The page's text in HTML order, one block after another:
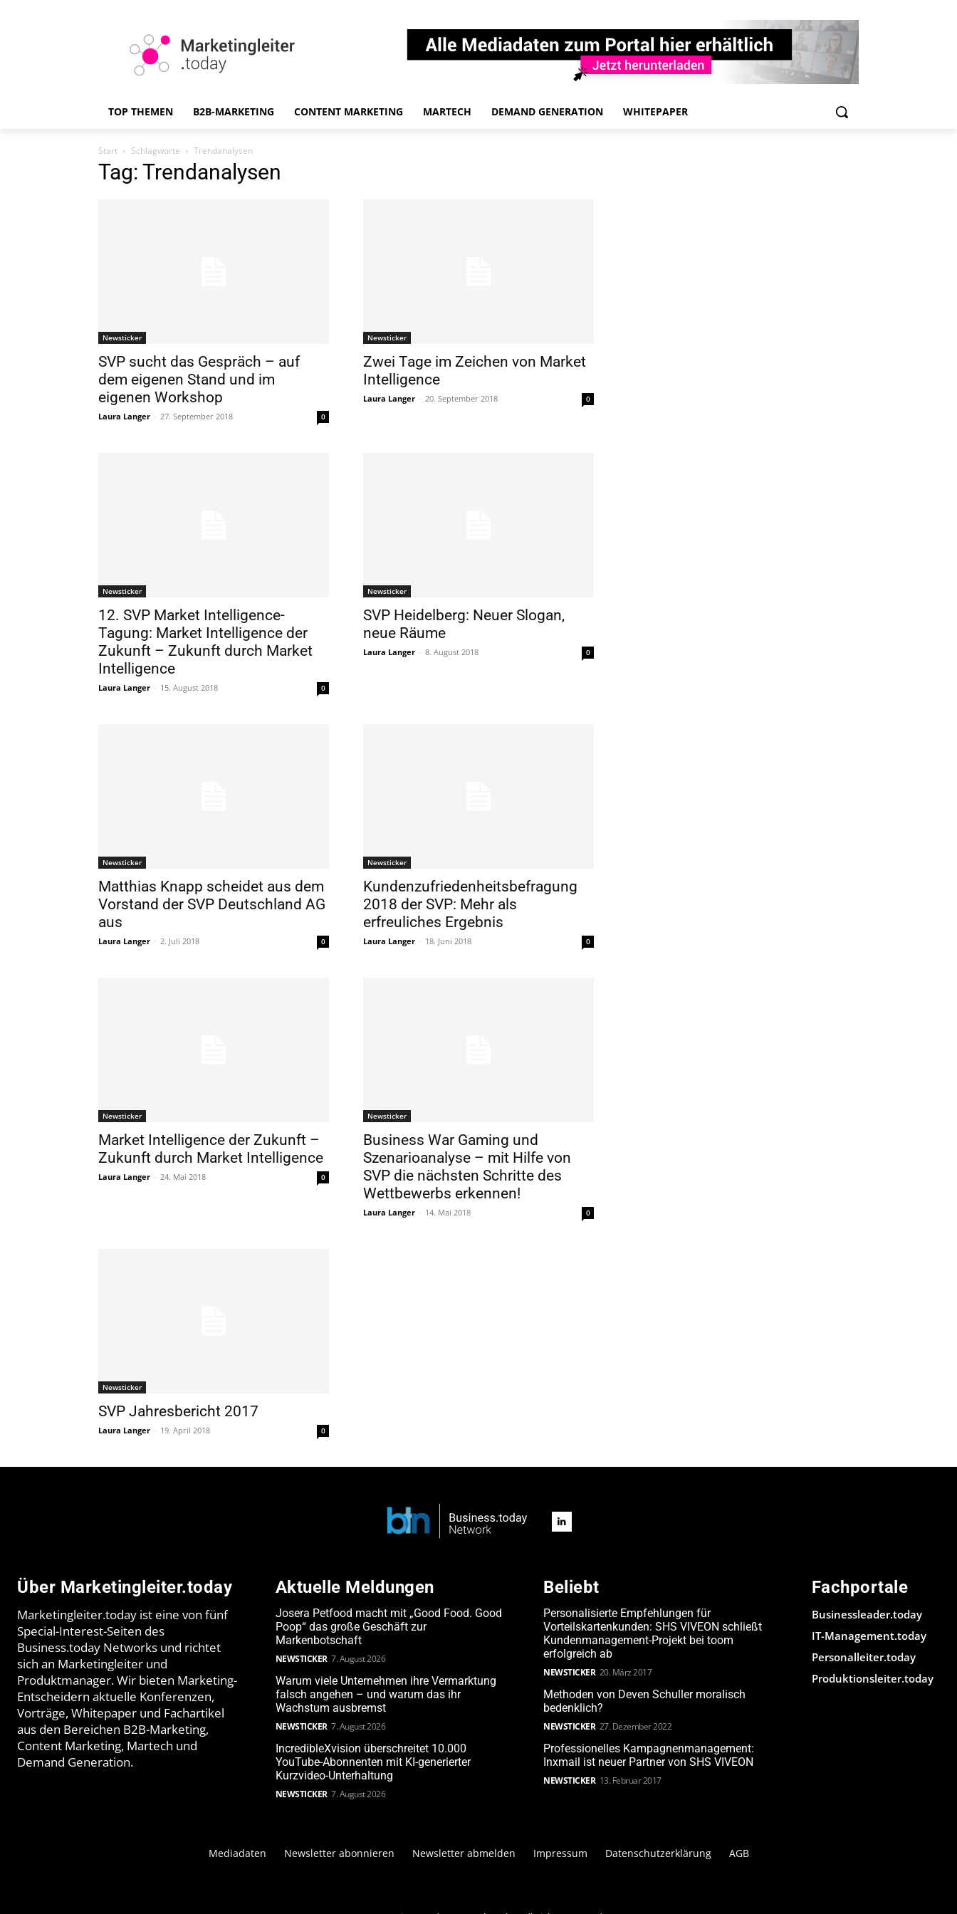
TOP THEMEN B2B-MARKETING CONTENT MARKETING MARTECH DEMAND GENERATION WHITEPAPER
Start Schlagworte Trendanalysen
Tag: Trendanalysen
Newsticker
SVP sucht das Gespräch – auf
dem eigenen Stand und im
eigenen Workshop
Laura Langer - 27. September 2018 0
Newsticker
Zwei Tage im Zeichen von Market
Intelligence
Laura Langer - 20. September 2018 0
Newsticker
12. SVP Market Intelligence-
Tagung: Market Intelligence der
Zukunft – Zukunft durch Market
Intelligence
Laura Langer - 15. August 2018 0
Newsticker
SVP Heidelberg: Neuer Slogan,
neue Räume
Laura Langer - 8. August 2018 0
Newsticker
Matthias Knapp scheidet aus dem
Vorstand der SVP Deutschland AG
aus
Laura Langer - 2. Juli 2018 0
Newsticker
Kundenzufriedenheitsbefragung
2018 der SVP: Mehr als
erfreuliches Ergebnis
Laura Langer - 18. Juni 2018 0
Newsticker
Market Intelligence der Zukunft –
Zukunft durch Market Intelligence
Laura Langer - 24. Mai 2018 0
Newsticker
Business War Gaming und
Szenarioanalyse – mit Hilfe von
SVP die nächsten Schritte des
Wettbewerbs erkennen!
Laura Langer - 14. Mai 2018 0
Newsticker
SVP Jahresbericht 2017
Laura Langer - 19. April 2018 0
Über Marketingleiter.today
Marketingleiter.today ist eine von fünf
Special-Interest-Seiten des
Business.today Networks und richtet
sich an Marketingleiter und
Produktmanager. Wir bieten Marketing-
Entscheidern aktuelle Konferenzen,
Vorträge, Whitepaper und Fachartikel
aus den Bereichen B2B-Marketing,
Content Marketing, Martech und
Demand Generation.
Aktuelle Meldungen
Josera Petfood macht mit „Good Food. Good
Poop“ das große Geschäft zur
Markenbotschaft
NEWSTICKER 7. August 2026
Warum viele Unternehmen ihre Vermarktung
falsch angehen – und warum das ihr
Wachstum ausbremst
NEWSTICKER 7. August 2026
IncredibleXvision überschreitet 10.000
YouTube-Abonnenten mit KI-generierter
Kurzvideo-Unterhaltung
NEWSTICKER 7. August 2026
Beliebt
Personalisierte Empfehlungen für
Vorteilskartenkunden: SHS VIVEON schließt
Kundenmanagement-Projekt bei toom
erfolgreich ab
NEWSTICKER 20. März 2017
Methoden von Deven Schuller moralisch
bedenklich?
NEWSTICKER 27. Dezember 2022
Professionelles Kampagnenmanagement:
Inxmail ist neuer Partner von SHS VIVEON
NEWSTICKER 13. Februar 2017
Fachportale
Businessleader.today
IT-Management.today
Personalleiter.today
Produktionsleiter.today
Mediadaten Newsletter abonnieren Newsletter abmelden Impressum Datenschutzerklärung AGB